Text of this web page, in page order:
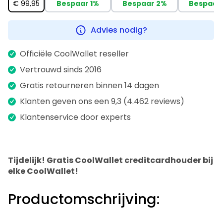
€ 99,95
Bespaar 1%
Bespaar 2%
Bespaar
Advies nodig?
Officiële CoolWallet reseller
Vertrouwd sinds 2016
Gratis retourneren binnen 14 dagen
Klanten geven ons een 9,3 (4.462 reviews)
Klantenservice door experts
Tijdelijk! Gratis CoolWallet creditcardhouder bij
elke CoolWallet!
Productomschrijving: